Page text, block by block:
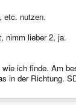
etc. nutzen.
nimm lieber 2, ja.
ich finde. Am
in der Richtung.